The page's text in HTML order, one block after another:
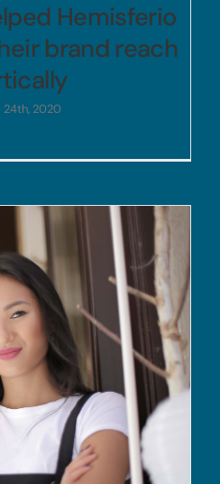
Hemisferio
brand reach
24th, 2020